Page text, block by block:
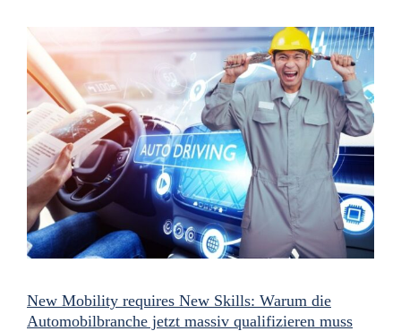
New Mobility requires New Skills: Warum die
Automobilbranche jetzt massiv qualifizieren muss